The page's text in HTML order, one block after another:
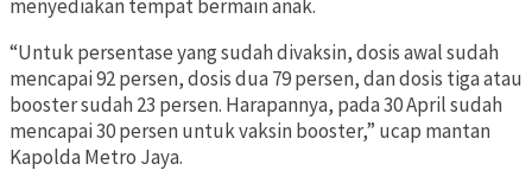
menyediakan tempat bermain anak.
“Untuk persentase yang sudah divaksin, dosis awal sudah
mencapai 92 persen, dosis dua 79 persen, dan dosis tiga atau
booster sudah 23 persen. Harapannya, pada 30 April sudah
mencapai 30 persen untuk vaksin booster,” ucap mantan
Kapolda Metro Jaya.